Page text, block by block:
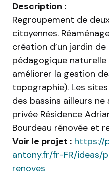
Description :
Regroupement de
citoyennes.
création d’un jardin
pédagogique
améliorer la gestion
topographie). Les
des bassins ailleurs
privée Résidence
Bourdeau rénovée et
Voir le projet : https://
antony.fr/fr-FR/ideas/
renoves